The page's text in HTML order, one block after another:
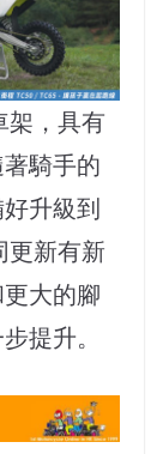
架，具有
騎手的
升級到
更新有新
大的腳
提升。